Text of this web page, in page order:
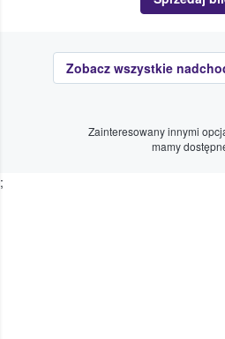
Zobacz wszystkie
Zainteresowany innymi
mamy
;